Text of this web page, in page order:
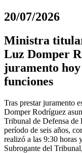
20/07/2026
Ministra
Luz Domper
juramento
funciones
Tras prestar juramento
Domper Rodríguez
Tribunal de Defensa
período de seis años,
realizó a las 9:30 horas
Subrogante del